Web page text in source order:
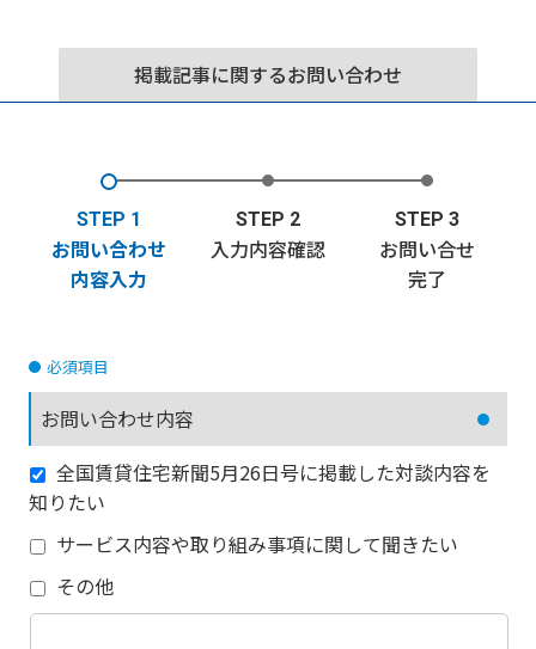
掲載記事に関するお問い合わせ
STEP 1
お問い合わせ
内容入力
STEP 2
入力内容確認
STEP 3
お問い合せ
完了
必須項目
お問い合わせ内容
全国賃貸住宅新聞5月26日号に掲載した対談内容を
知りたい
サービス内容や取り組み事項に関して聞きたい
その他